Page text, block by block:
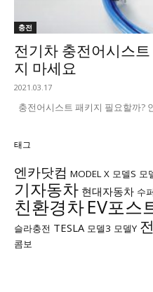
충전
전기차 충전어시스
지 마세요
2021.03.17
충전어시스트 패키지 필요할까?
태그
엔카닷컴 MODEL X 모델S 모
기자동차 현대자동차 수
친환경차EV포스
슬라충전 TESLA 모델3 모델Y
콤보